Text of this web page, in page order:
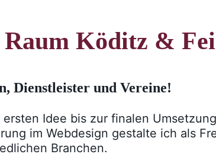
Köditz &
Dienstleister und Vereine!
Idee bis zur finalen
im Webdesign gestalte ich als
Branchen.